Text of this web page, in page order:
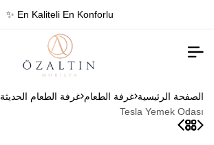
✨ En Kaliteli En Konforlu
الصفحة الرئيسية غرفة الطعام غرفة الطعام الحديثة
Tesla Yemek Odası